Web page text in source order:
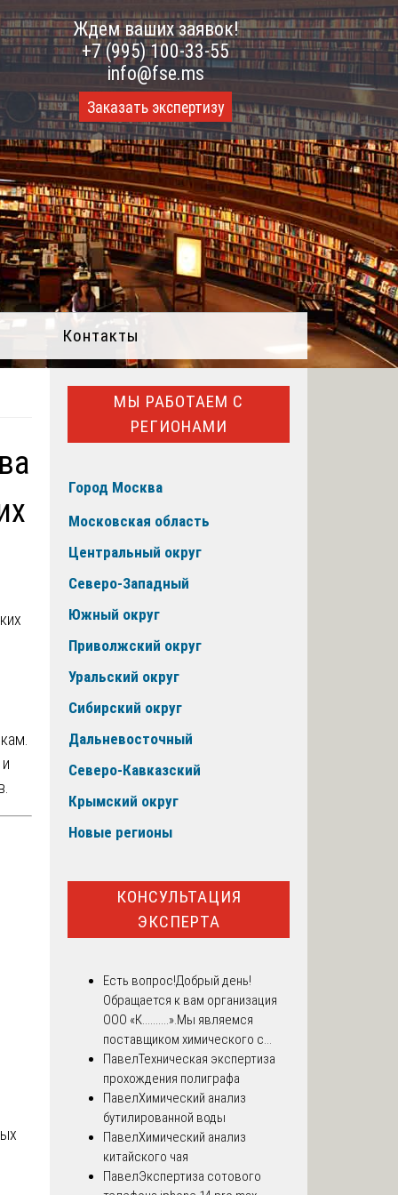
Ждем ваших заявок!
+7 (995) 100-33-55
info@fse.ms
Заказать экспертизу
Контакты
МЫ РАБОТАЕМ С
РЕГИОНАМИ
Город Москва
Московская область
Центральный округ
Северо-Западный
Южный округ
Приволжский округ
Уральский округ
Сибирский округ
Дальневосточный
Северо-Кавказский
Крымский округ
Новые регионы
КОНСУЛЬТАЦИЯ
ЭКСПЕРТА
Есть вопрос!Добрый день!
Обращается к вам организация
ООО «К..........».Мы являемся
поставщиком химического с...
ПавелТехническая экспертиза
прохождения полиграфа
ПавелХимический анализ
бутилированной воды
ПавелХимический анализ
китайского чая
ПавелЭкспертиза сотового